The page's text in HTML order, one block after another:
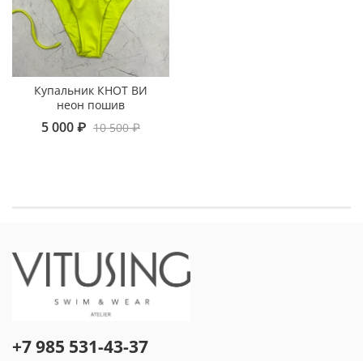
Купальник КНОТ ВИ
неон пошив
5 000 ₽ 10 500 ₽
+7 985 531-43-37